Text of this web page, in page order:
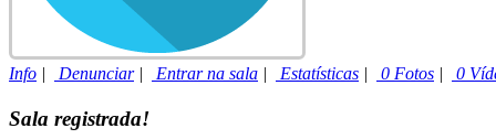
Info | Denunciar| Entrar na sala | Estatísticas | 0 Fotos | 0
Sala registrada!